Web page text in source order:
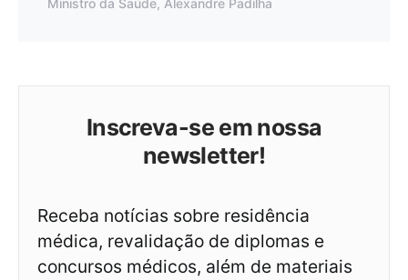
Ministro da Saúde, Alexandre Padilha
Inscreva-se em nossa
newsletter!
Receba notícias sobre residência
médica, revalidação de diplomas e
concursos médicos, além de materiais